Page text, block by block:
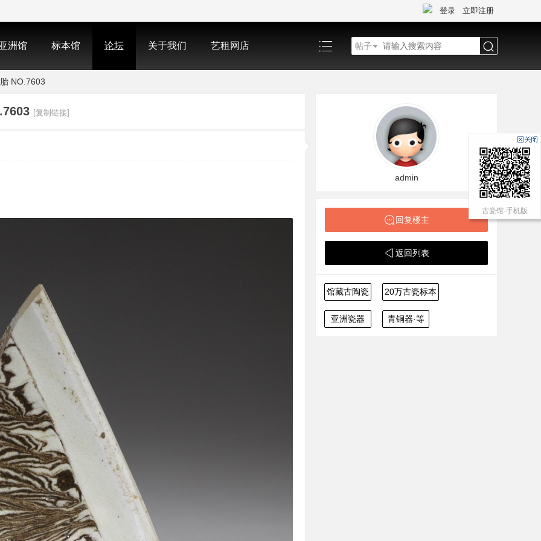
登录 立即注册
洲馆 标本馆 论坛 关于我们 艺租网店 帖子
NO.7603
[复制链接]
admin
回复楼主
返回列表
馆藏古陶瓷 20万古瓷标本
亚洲瓷器 青铜器·等
古瓷馆-手机版